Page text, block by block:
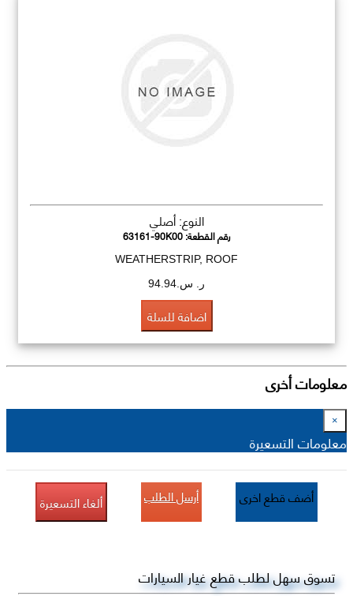
النوع: أصلي
رقم القطعة:63161-90K00
WEATHERSTRIP, ROOF
ر. س.94.94
اضافة للسلة
معلومات أخرى
×
معلومات التسعيرة
أضف قطع اخرى أرسل الطلب ألغاء التسعيرة
تسوق سهل لطلب قطع غيار السيارات